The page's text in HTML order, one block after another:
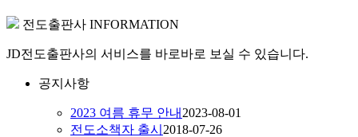
전도출판사 INFORMATION
JD전도출판사의 서비스를 바로바로 보실 수 있습니다.
공지사항
2023 여름 휴무 안내 2023-08-01
전도소책자 출시 2018-07-26